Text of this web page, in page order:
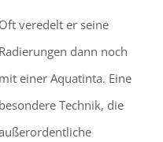
Oft veredelt er seine
Radierungen dann noch
mit einer Aquatinta. Eine
besondere Technik, die